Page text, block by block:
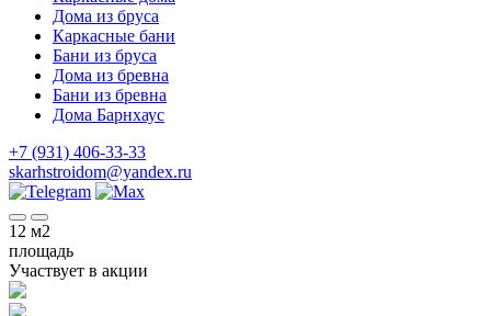
Дома из бруса
Каркасные бани
Бани из бруса
Дома из бревна
Бани из бревна
Дома Барнхаус
+7 (931) 406-33-33
skarhstroidom@yandex.ru
12 м2
площадь
Участвует в акции